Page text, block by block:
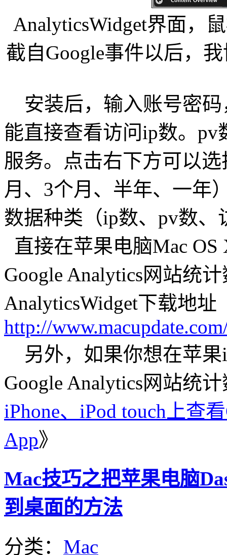
AnalyticsWidget界面，
截自Google事件以后，
安装后，输入账号密码
能直接查看访问ip数。
服务。点击右下方可以
月、3个月、半年、一年
数据种类（ip数、pv数、
直接在苹果电脑Mac OS
Google Analytics网站统
AnalyticsWidget下载地址
http://
另外，如果你想在苹果
Google Analytics网站统
iPhone、iPod touch上查
App》
Mac技巧之把苹果电脑
到桌面的方法
分类： Mac